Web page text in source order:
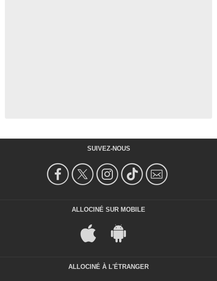
SUIVEZ-NOUS
ALLOCINÉ SUR MOBILE
ALLOCINÉ À L'ÉTRANGER